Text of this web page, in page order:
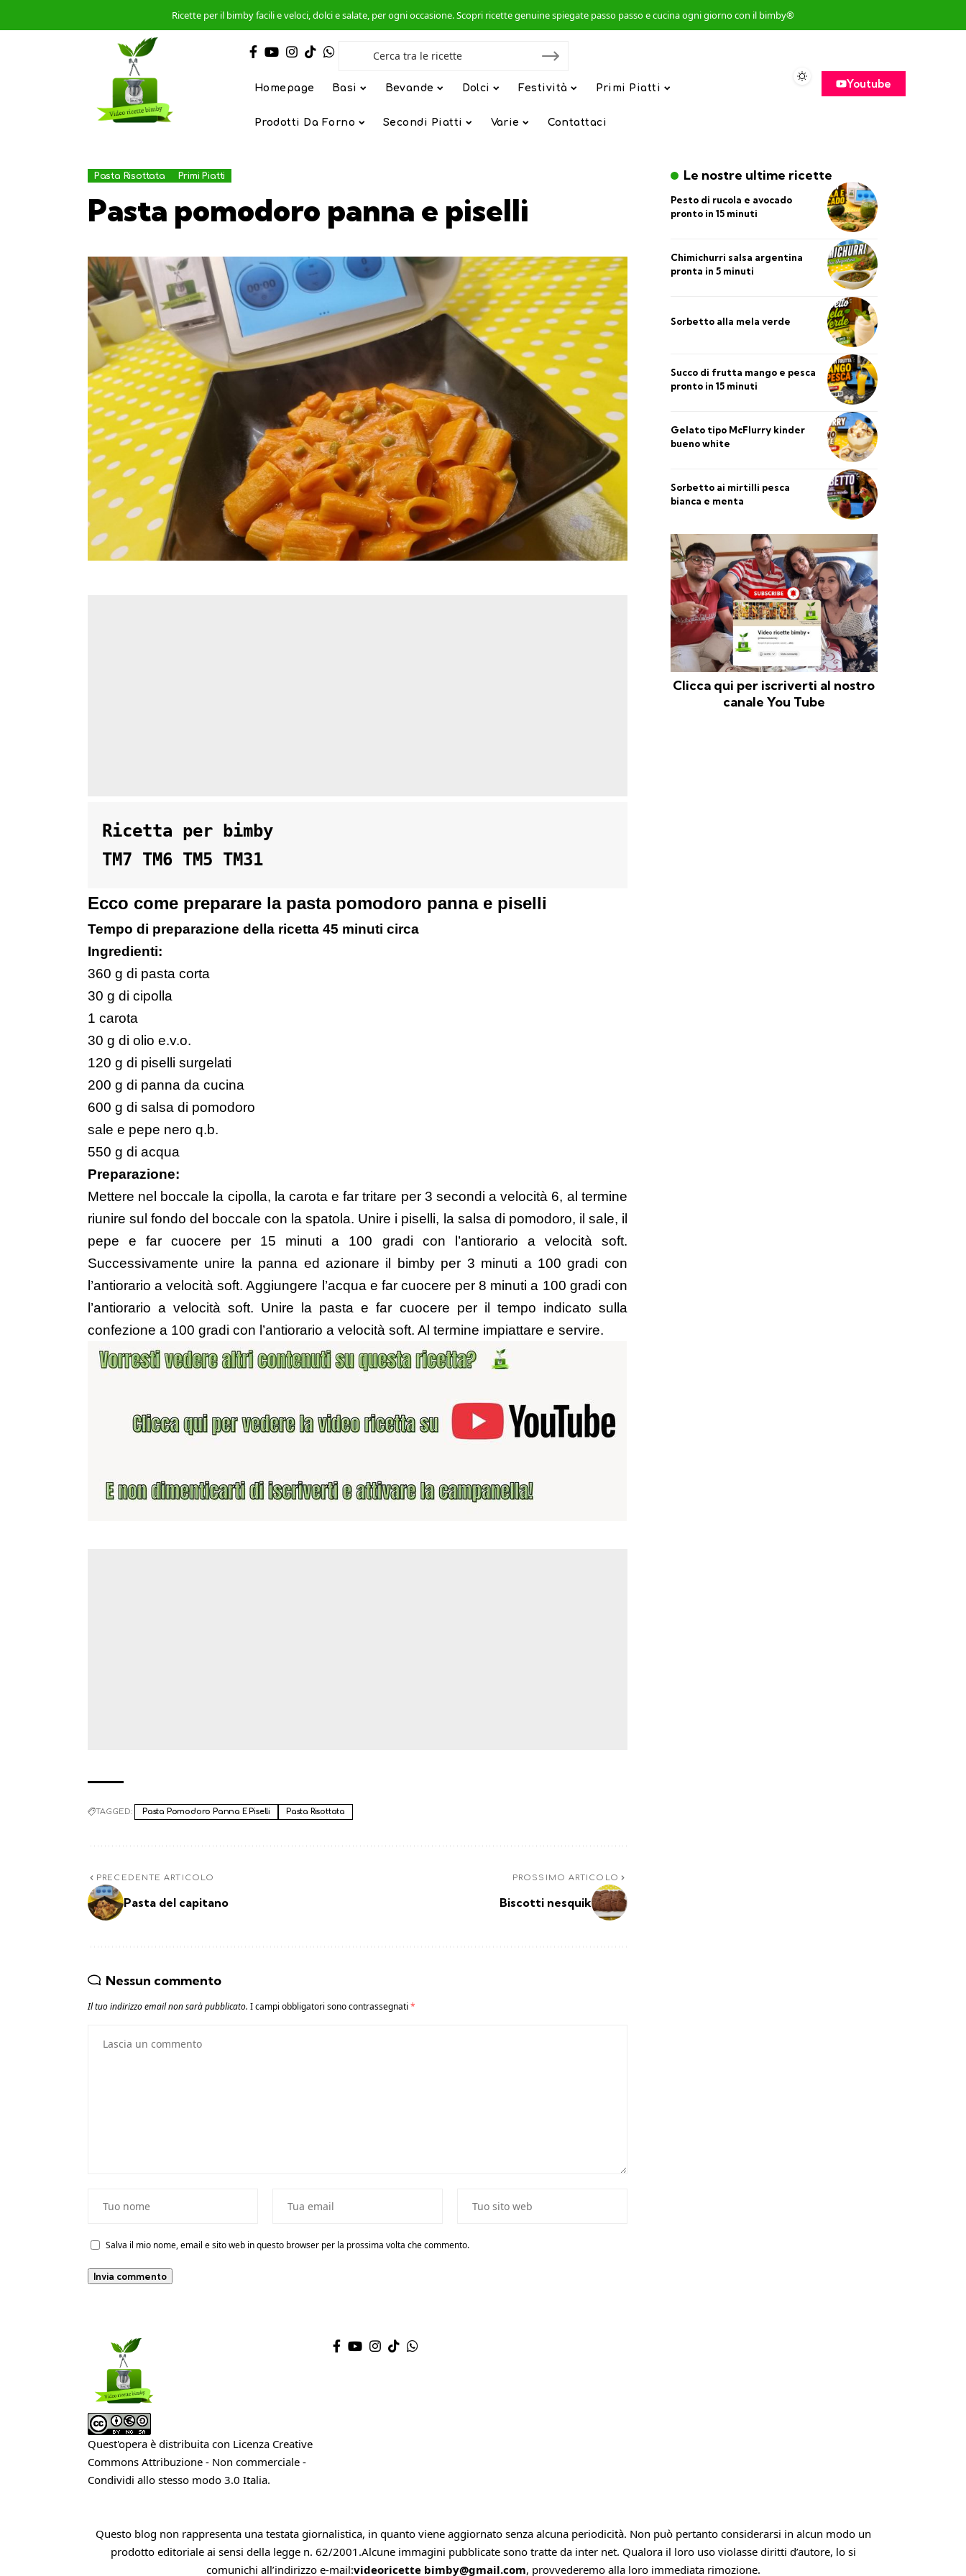
Ricette per il bimby facili e veloci, dolci e salate, per ogni occasione. Scopri ricette genuine spiegate passo passo e cucina ogni giorno con il bimby®
Homepage Basi Bevande Dolci Festività Primi Piatti
Prodotti Da Forno Secondi Piatti Varie Contattaci
Youtube
Pasta Risottata Primi Piatti
Pasta pomodoro panna e piselli
Ricetta per bimby
TM7 TM6 TM5 TM31
Ecco come preparare la pasta pomodoro panna e piselli
Tempo di preparazione della ricetta 45 minuti circa
Ingredienti:
360 g di pasta corta
30 g di cipolla
1 carota
30 g di olio e.v.o.
120 g di piselli surgelati
200 g di panna da cucina
600 g di salsa di pomodoro
sale e pepe nero q.b.
550 g di acqua
Preparazione:
Mettere nel boccale la cipolla, la carota e far tritare per 3 secondi a velocità 6, al termine
riunire sul fondo del boccale con la spatola. Unire i piselli, la salsa di pomodoro, il sale, il
pepe e far cuocere per 15 minuti a 100 gradi con l’antiorario a velocità soft.
Successivamente unire la panna ed azionare il bimby per 3 minuti a 100 gradi con
l’antiorario a velocità soft. Aggiungere l’acqua e far cuocere per 8 minuti a 100 gradi con
l’antiorario a velocità soft. Unire la pasta e far cuocere per il tempo indicato sulla
confezione a 100 gradi con l’antiorario a velocità soft. Al termine impiattare e servire.
TAGGED: Pasta Pomodoro Panna E Piselli Pasta Risottata
PRECEDENTE ARTICOLO
Pasta del capitano
PROSSIMO ARTICOLO
Biscotti nesquik
Nessun commento
Il tuo indirizzo email non sarà pubblicato. I campi obbligatori sono contrassegnati *
Salva il mio nome, email e sito web in questo browser per la prossima volta che commento.
Le nostre ultime ricette
Pesto di rucola e avocado
pronto in 15 minuti
Chimichurri salsa argentina
pronta in 5 minuti
Sorbetto alla mela verde
Succo di frutta mango e pesca
pronto in 15 minuti
Gelato tipo McFlurry kinder
bueno white
Sorbetto ai mirtilli pesca
bianca e menta
Clicca qui per iscriverti al nostro
canale You Tube
Quest'opera è distribuita con Licenza Creative
Commons Attribuzione - Non commerciale -
Condividi allo stesso modo 3.0 Italia.
Questo blog non rappresenta una testata giornalistica, in quanto viene aggiornato senza alcuna periodicità. Non può pertanto considerarsi in alcun modo un
prodotto editoriale ai sensi della legge n. 62/2001.Alcune immagini pubblicate sono tratte da inter net. Qualora il loro uso violasse diritti d’autore, lo si
comunichi all’indirizzo e-mail:videoricette bimby@gmail.com, provvederemo alla loro immediata rimozione.